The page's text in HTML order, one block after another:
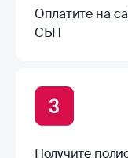
Оплатите на
СБП
Получите